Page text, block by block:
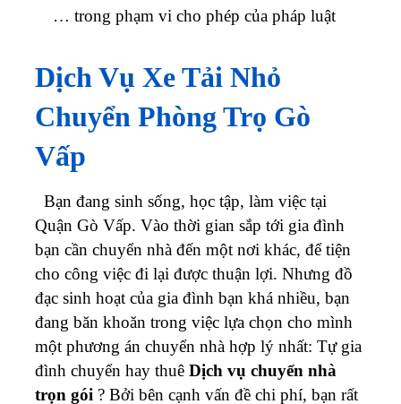
… trong phạm vi cho phép của pháp luật
Dịch Vụ Xe Tải Nhỏ
Chuyển Phòng Trọ Gò
Vấp
Bạn đang sinh sống, học tập, làm việc tại
Quận Gò Vấp. Vào thời gian sắp tới gia đình
bạn cần chuyển nhà đến một nơi khác, để tiện
cho công việc đi lại được thuận lợi. Nhưng đồ
đạc sinh hoạt của gia đình bạn khá nhiều, bạn
đang băn khoăn trong việc lựa chọn cho mình
một phương án chuyển nhà hợp lý nhất: Tự gia
đình chuyển hay thuê Dịch vụ chuyển nhà
trọn gói ? Bởi bên cạnh vấn đề chi phí, bạn rất